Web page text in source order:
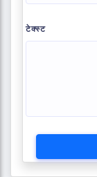
टेक्स्ट